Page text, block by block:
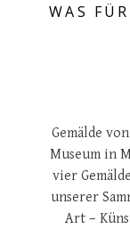
WAS
Gemälde
Museum in
vier
unserer
Art –